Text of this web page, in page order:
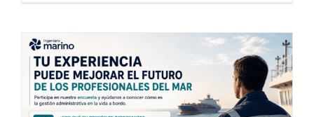
Encuesta sobre los retos